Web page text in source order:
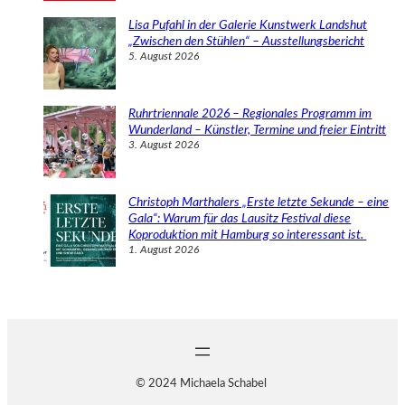
Lisa Pufahl in der Galerie Kunstwerk Landshut
„Zwischen den Stühlen“ – Ausstellungsbericht
5. August 2026
Ruhrtriennale 2026 – Regionales Programm im
Wunderland – Künstler, Termine und freier Eintritt
3. August 2026
Christoph Marthalers „Erste letzte Sekunde – eine
Gala“: Warum für das Lausitz Festival diese
Koproduktion mit Hamburg so interessant ist.
1. August 2026
© 2024 Michaela Schabel